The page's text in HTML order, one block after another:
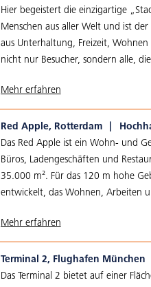
Hier begeistert die einzigartige
Menschen aus aller Welt und ist
aus Unterhaltung, Freizeit,
nicht nur Besucher, sondern alle,
Mehr erfahren
Red Apple, Rotterdam
Das Red Apple ist ein Wohn- und
Büros, Ladengeschäften und
35.000 m². Für das 120 m hohe
entwickelt, das Wohnen, Arbeiten
Mehr erfahren
Terminal 2, Flughafen München
Das Terminal 2 bietet auf einer